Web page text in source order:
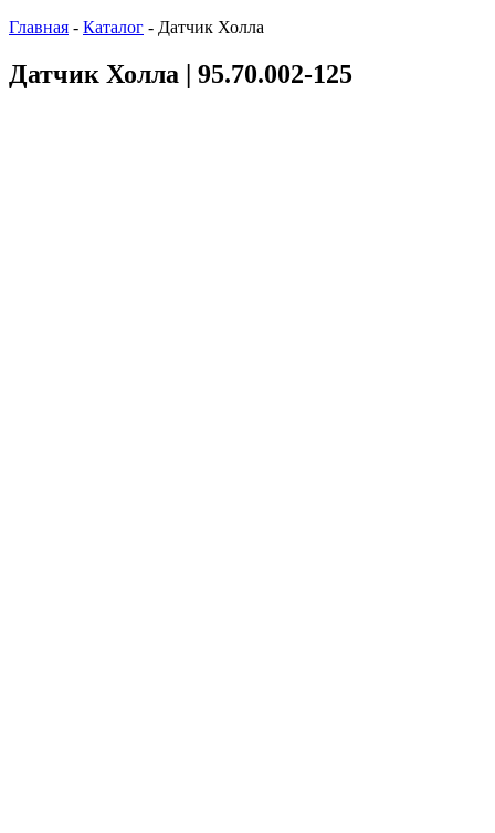
Главная - Каталог - Датчик Холла
Датчик Холла | 95.70.002-125